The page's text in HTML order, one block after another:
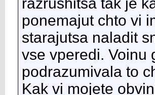
razrushitsa tak je
ponemajut chto vi
starajutsa naladit
vse vperedi. Voinu
podrazumivala to
Kak vi mojete